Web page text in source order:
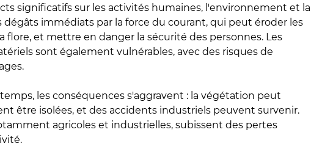
significatifs sur les activités humaines, l'environnement et la
dégâts immédiats par la force du courant, qui peut éroder les
flore, et mettre en danger la sécurité des personnes. Les
sont également vulnérables, avec des risques de
les conséquences s'aggravent : la végétation peut
être isolées, et des accidents industriels peuvent survenir.
agricoles et industrielles, subissent des pertes